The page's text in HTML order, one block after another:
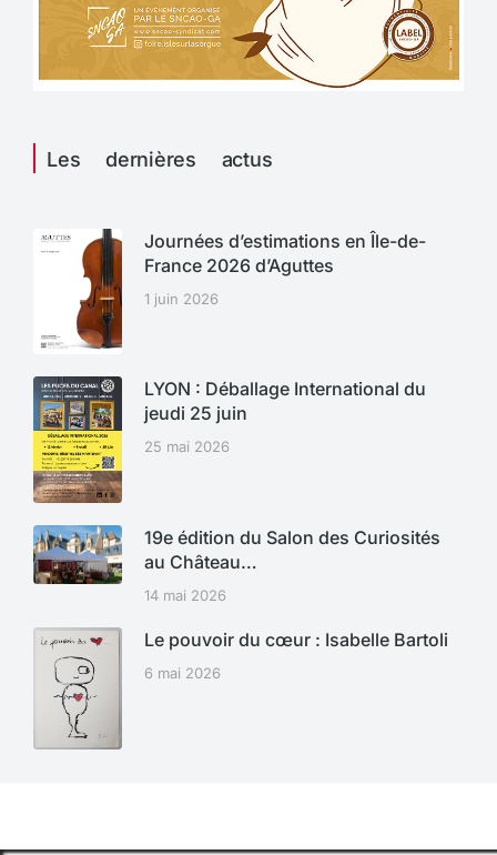
Les dernières actus
Journées d’estimations en Île-de-
France 2026 d’Aguttes
1 juin 2026
LYON : Déballage International du
jeudi 25 juin
25 mai 2026
19e édition du Salon des Curiosités
au Château…
14 mai 2026
Le pouvoir du cœur : Isabelle Bartoli
6 mai 2026